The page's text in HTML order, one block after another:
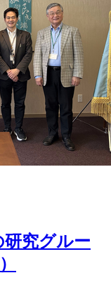
研究グルー